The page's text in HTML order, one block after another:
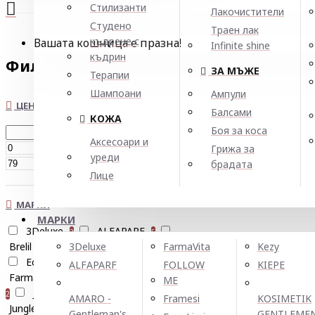
Стилизанти
Студено
къдрене с
къдрин
Терапии
Шампоани
КОЖА
Аксесоари и
уреди
Лице
Лакочистители
Траен лак
Infinite shine
ЗА МЪЖЕ
Ампули
Балсами
Боя за коса
Грижа за
брадата
МАРКИ
3Deluxe
ALFAPARF
AMARO -
FarmaVita
FOLLOW
ME
Framesi
Kezy
KIEPE
KOSIMETIK
Вашата кошница е празна!
Филтър
ЦЕНА
€
МАРКИ
3Deluxe 2 ALFAPARF 5
Brelil Professional 2 Citylife 1
Echosline 2 FARCOM
FarmaVita JJ's
2 Joanna Professional
Jungle fever 4 KAYPRO